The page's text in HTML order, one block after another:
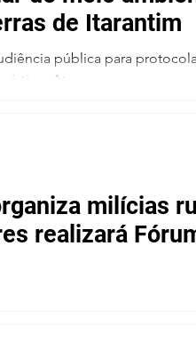
de Itarantim
pública para
Ato...
milícias
realizará